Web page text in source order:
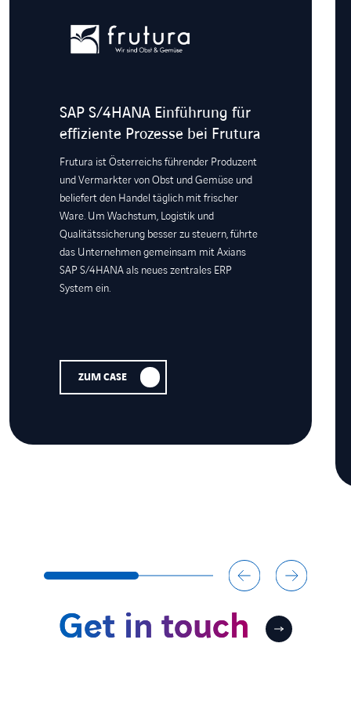
SAP S/4HANA Einführung für
effiziente Prozesse bei Frutura
Frutura ist Österreichs führender Produzent
und Vermarkter von Obst und Gemüse und
beliefert den Handel täglich mit frischer
Ware. Um Wachstum, Logistik und
Qualitätssicherung besser zu steuern, führte
das Unternehmen gemeinsam mit Axians
SAP S/4HANA als neues zentrales ERP
System ein.
ZUM CASE
Get in touch